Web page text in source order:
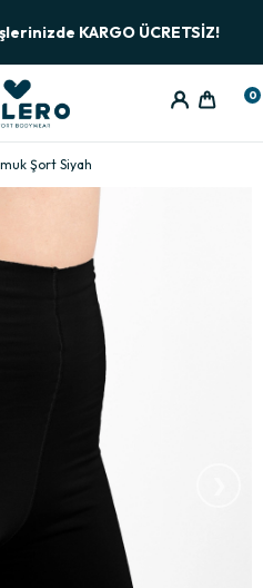
KARGO ÜCRETSİZ!
0
Şort Siyah